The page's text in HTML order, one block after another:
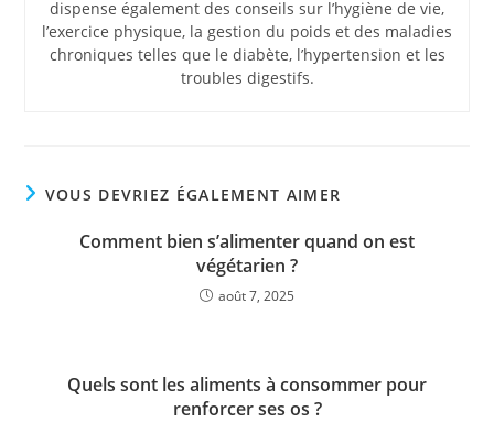
dispense également des conseils sur l’hygiène de vie,
l’exercice physique, la gestion du poids et des maladies
chroniques telles que le diabète, l’hypertension et les
troubles digestifs.
VOUS DEVRIEZ ÉGALEMENT AIMER
Comment bien s’alimenter quand on est
végétarien ?
août 7, 2025
Quels sont les aliments à consommer pour
renforcer ses os ?